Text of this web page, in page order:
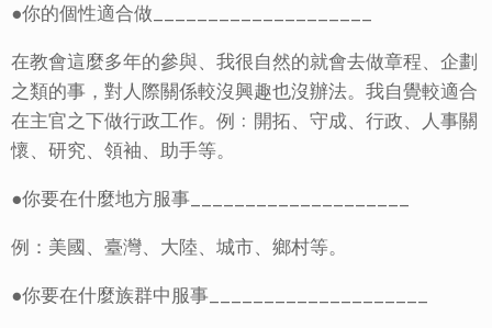
●你的個性適合做____________________
在教會這麼多年的參與、我很自然的就會去做章程、企劃
之類的事，對人際關係較沒興趣也沒辦法。我自覺較適合
在主官之下做行政工作。例﹕開拓、守成、行政、人事關
懷、研究、領袖、助手等。
●你要在什麼地方服事____________________
例：美國、臺灣、大陸、城市、鄉村等。
●你要在什麼族群中服事____________________